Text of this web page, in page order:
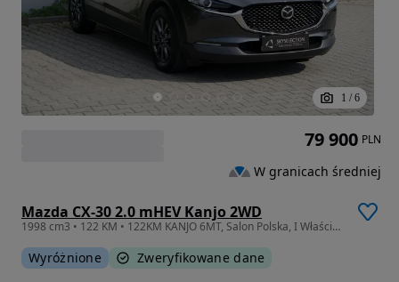
1 / 6
Mazda CX-30 2.0 mHEV Kanjo 2WD
1998 cm3 • 122 KM • 122KM KANJO 6MT, Salon Polska, I Właściciel, Bezwypadkowy, HAK
Wyróżnione Zweryfikowane dane
79 900 PLN
W granicach średniej